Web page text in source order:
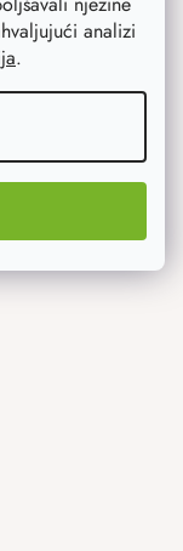
analizi
.